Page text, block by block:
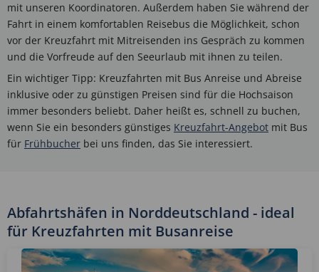
mit unseren Koordinatoren. Außerdem haben Sie während der
Fahrt in einem komfortablen Reisebus die Möglichkeit, schon
vor der Kreuzfahrt mit Mitreisenden ins Gespräch zu kommen
und die Vorfreude auf den Seeurlaub mit ihnen zu teilen.
Ein wichtiger Tipp: Kreuzfahrten mit Bus Anreise und Abreise
inklusive oder zu günstigen Preisen sind für die Hochsaison
immer besonders beliebt. Daher heißt es, schnell zu buchen,
wenn Sie ein besonders günstiges Kreuzfahrt-Angebot mit Bus
für Frühbucher bei uns finden, das Sie interessiert.
Abfahrtshäfen in Norddeutschland - ideal
für Kreuzfahrten mit Busanreise